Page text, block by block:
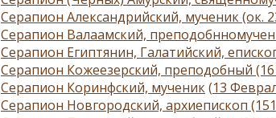
Серапион Александрийский, мученик (ок.
Серапион Валаамский,
Серапион Египтянин, Галатийский,
Серапион Кожеезерский, преподобный
Серапион Коринфский, мученик(13
Серапион Новгородский, архиепископ